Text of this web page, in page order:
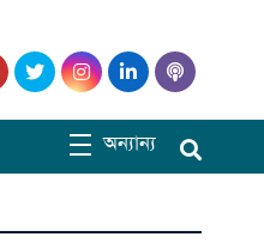
অন্যান্য